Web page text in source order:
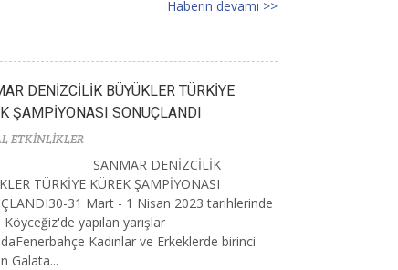
Haberin devamı >>
DENİZCİLİK BÜYÜKLER TÜRKİYE
ŞAMPİYONASI SONUÇLANDI
ETKİNLİKLER
SANMAR DENİZCİLİK
TÜRKİYE KÜREK ŞAMPİYONASI
31 Mart - 1 Nisan 2023 tarihlerinde
yapılan yarışlar
Kadınlar ve Erkeklerde birinci
Galata...